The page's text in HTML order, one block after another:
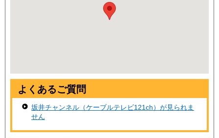
よくあるご質問
坂井チャンネル（ケーブルテレビ121ch）が見られま
せん